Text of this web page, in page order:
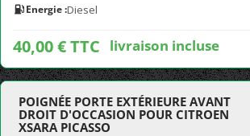
Energie :Diesel
40,00 € TTC livraison incluse
POIGNÉE PORTE EXTÉRIEURE AVANT
DROIT D'OCCASION POUR CITROEN
XSARA PICASSO